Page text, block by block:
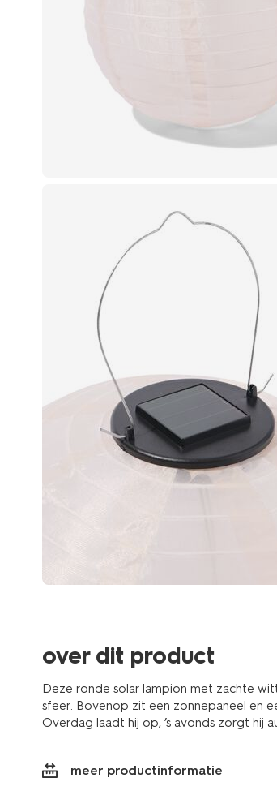
over dit product
Deze ronde solar lampion met zachte
sfeer. Bovenop zit een zonnepaneel en
Overdag laadt hij op, ’s avonds zorgt hij
meer productinformatie